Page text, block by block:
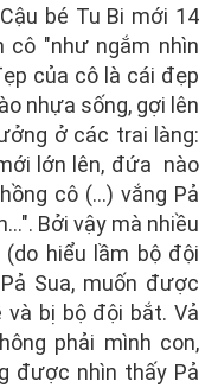
bé Tu Bi mới 14
cô "như ngắm nhìn
của cô là cái đẹp
nhựa sống, gợi lên
ở các trai làng:
lớn lên, đứa nào
cô (...) vắng Pả
Bởi vậy mà nhiều
hiểu lầm bộ đội
Sua, muốn được
bị bộ đội bắt. Vả
phải mình con,
được nhìn thấy Pả